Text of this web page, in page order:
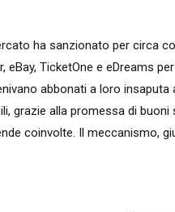
ha sanzionato per circa
eBay, TicketOne e eDreams
abbonati a loro insaputa
grazie alla promessa di
coinvolte. Il meccanismo,